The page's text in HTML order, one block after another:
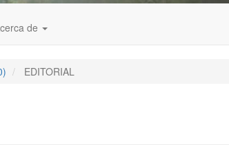
de
EDITORIAL